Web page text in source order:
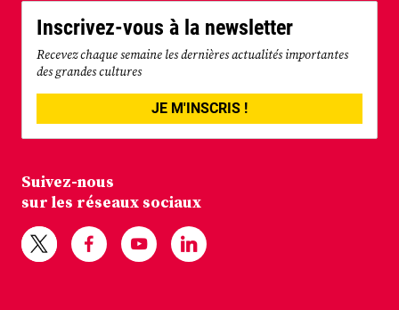
Inscrivez-vous à la newsletter
Recevez chaque semaine les dernières actualités importantes
des grandes cultures
JE M'INSCRIS !
Suivez-nous
sur les réseaux sociaux